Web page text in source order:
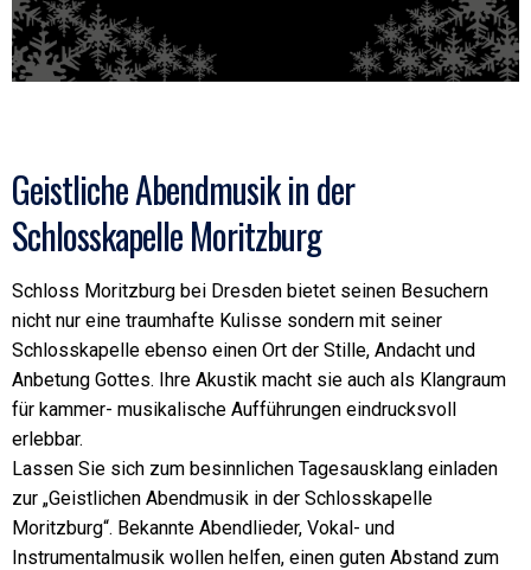
Geistliche Abendmusik in der
Schlosskapelle Moritzburg
Schloss Moritzburg bei Dresden bietet seinen Besuchern
nicht nur eine traumhafte Kulisse sondern mit seiner
Schlosskapelle ebenso einen Ort der Stille, Andacht und
Anbetung Gottes. Ihre Akustik macht sie auch als Klangraum
für kammer- musikalische Aufführungen eindrucksvoll
erlebbar.
Lassen Sie sich zum besinnlichen Tagesausklang einladen
zur „Geistlichen Abendmusik in der Schlosskapelle
Moritzburg“. Bekannte Abendlieder, Vokal- und
Instrumentalmusik wollen helfen, einen guten Abstand zum